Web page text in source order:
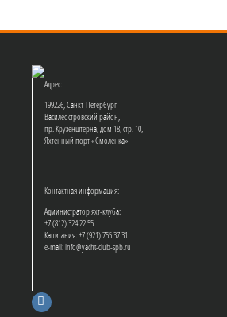
Адрес:
199226, Санкт-Петербург
Василеостровский район,
пр. Крузенштерна, дом 18, стр. 10,
Яхтенный порт «Смоленка»
Контактная информация:
Администратор яхт-клуба:
+7 (812) 324 22 55
Капитания: +7 (921) 755 37 31
e-mail: info@yacht-club-spb.ru